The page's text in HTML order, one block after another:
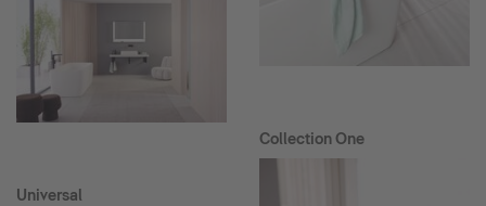
Universal
Collection One